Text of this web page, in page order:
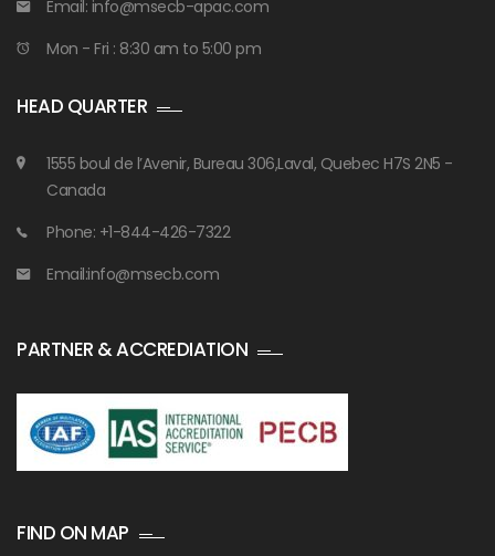
Email: info@msecb-apac.com
Mon - Fri : 8:30 am to 5:00 pm
HEAD QUARTER
1555 boul de l’Avenir, Bureau 306,Laval, Quebec H7S 2N5 -
Canada
Phone: +1-844-426-7322
Email:info@msecb.com
PARTNER & ACCREDIATION
FIND ON MAP